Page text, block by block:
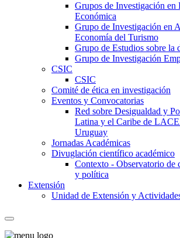
Grupos de Investigación en
Económica
Grupo de Investigación en
Economía del Turismo
Grupo de Estudios sobre la
Grupo de Investigación
CSIC
CSIC
Comité de ética en investigación
Eventos y Convocatorias
Red sobre Desigualdad y
Latina y el Caribe de
Uruguay
Jornadas Académicas
Divuglación científico académico
Contexto - Observatorio de
y política
Extensión
Unidad de Extensión y